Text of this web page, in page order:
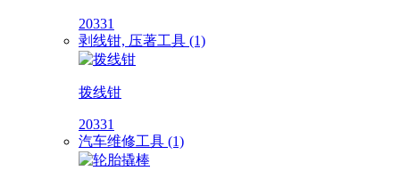
20331
剥线钳, 压著工具 (1)
拨线钳
20331
汽车维修工具 (1)